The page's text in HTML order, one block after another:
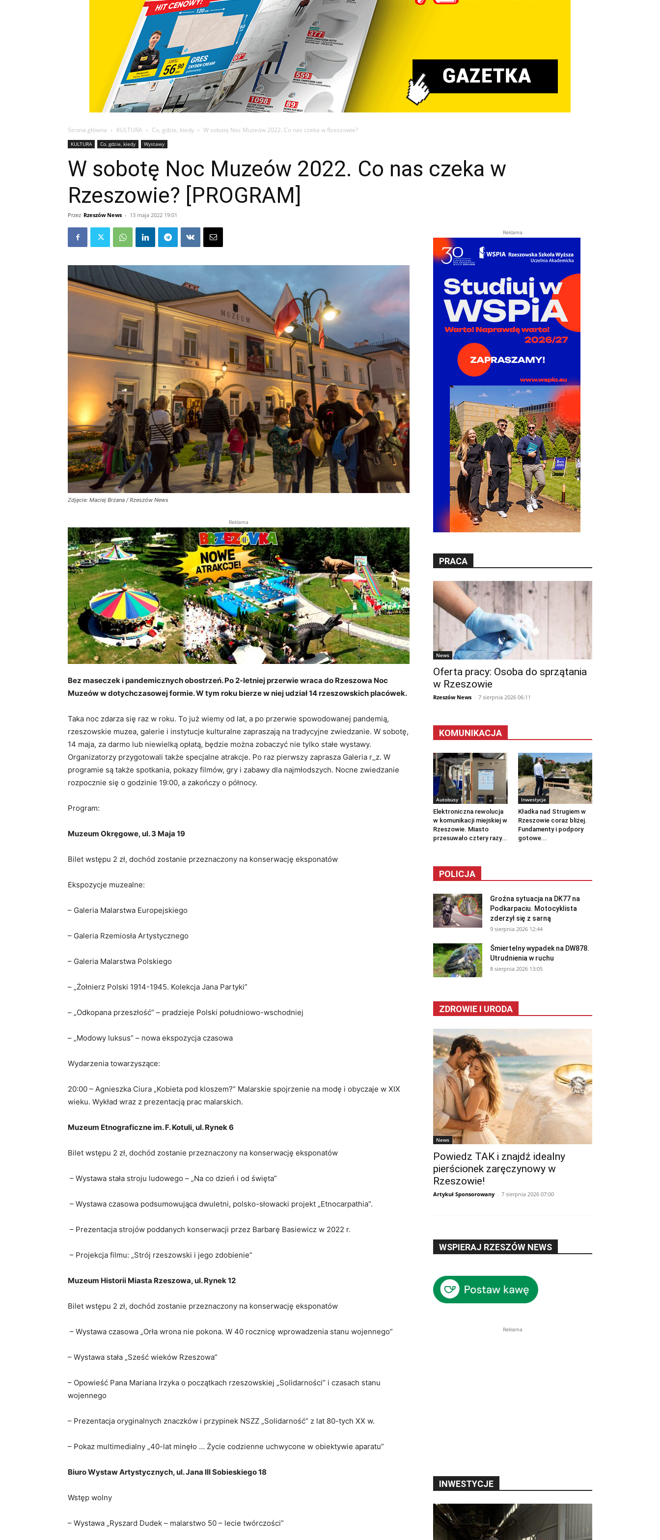
Strona główna KULTURA Co, gdzie, kiedy W sobotę Noc Muzeów 2022. Co nas czeka w Rzeszowie?
KULTURA Co, gdzie, kiedy Wystawy
W sobotę Noc Muzeów 2022. Co nas czeka w
Rzeszowie? [PROGRAM]
Przez Rzeszów News - 13 maja 2022 19:01
Zdjęcie: Maciej Brzana / Rzeszów News
Reklama
Bez maseczek i pandemicznych obostrzeń. Po 2-letniej przerwie wraca do Rzeszowa Noc
Muzeów w dotychczasowej formie. W tym roku bierze w niej udział 14 rzeszowskich placówek.
Taka noc zdarza się raz w roku. To już wiemy od lat, a po przerwie spowodowanej pandemią,
rzeszowskie muzea, galerie i instytucje kulturalne zapraszają na tradycyjne zwiedzanie. W sobotę,
14 maja, za darmo lub niewielką opłatą, będzie można zobaczyć nie tylko stałe wystawy.
Organizatorzy przygotowali także specjalne atrakcje. Po raz pierwszy zaprasza Galeria r_z. W
programie są także spotkania, pokazy filmów, gry i zabawy dla najmłodszych. Nocne zwiedzanie
rozpocznie się o godzinie 19:00, a zakończy o północy.
Program:
Muzeum Okręgowe, ul. 3 Maja 19
Bilet wstępu 2 zł, dochód zostanie przeznaczony na konserwację eksponatów
Ekspozycje muzealne:
– Galeria Malarstwa Europejskiego
– Galeria Rzemiosła Artystycznego
– Galeria Malarstwa Polskiego
– „Żołnierz Polski 1914-1945. Kolekcja Jana Partyki”
– „Odkopana przeszłość” – pradzieje Polski południowo-wschodniej
– „Modowy luksus” – nowa ekspozycja czasowa
Wydarzenia towarzyszące:
20:00 – Agnieszka Ciura „Kobieta pod kloszem?” Malarskie spojrzenie na modę i obyczaje w XIX
wieku. Wykład wraz z prezentacją prac malarskich.
Muzeum Etnograficzne im. F. Kotuli, ul. Rynek 6
Bilet wstępu 2 zł, dochód zostanie przeznaczony na konserwację eksponatów
– Wystawa stała stroju ludowego – „Na co dzień i od święta”
– Wystawa czasowa podsumowująca dwuletni, polsko-słowacki projekt „Etnocarpathia”.
– Prezentacja strojów poddanych konserwacji przez Barbarę Basiewicz w 2022 r.
– Projekcja filmu: „Strój rzeszowski i jego zdobienie”
Muzeum Historii Miasta Rzeszowa, ul. Rynek 12
Bilet wstępu 2 zł, dochód zostanie przeznaczony na konserwację eksponatów
– Wystawa czasowa „Orła wrona nie pokona. W 40 rocznicę wprowadzenia stanu wojennego”
– Wystawa stała „Sześć wieków Rzeszowa”
– Opowieść Pana Mariana Irzyka o początkach rzeszowskiej „Solidarności” i czasach stanu
wojennego
– Prezentacja oryginalnych znaczków i przypinek NSZZ „Solidarność” z lat 80-tych XX w.
– Pokaz multimedialny „40-lat minęło … Życie codzienne uchwycone w obiektywie aparatu”
Biuro Wystaw Artystycznych, ul. Jana III Sobieskiego 18
Wstęp wolny
– Wystawa „Ryszard Dudek – malarstwo 50 – lecie twórczości”
Reklama
PRACA
News
Oferta pracy: Osoba do sprzątania
w Rzeszowie
Rzeszów News - 7 sierpnia 2026 06:11
KOMUNIKACJA
Autobusy
Elektroniczna rewolucja
w komunikacji miejskiej w
Rzeszowie. Miasto
przesuwało cztery razy...
Inwestycje
Kładka nad Strugiem w
Rzeszowie coraz bliżej.
Fundamenty i podpory
gotowe...
POLICJA
Groźna sytuacja na DK77 na
Podkarpaciu. Motocyklista
zderzył się z sarną
9 sierpnia 2026 12:44
Śmiertelny wypadek na DW878.
Utrudnienia w ruchu
8 sierpnia 2026 13:05
ZDROWIE I URODA
News
Powiedz TAK i znajdź idealny
pierścionek zaręczynowy w
Rzeszowie!
Artykuł Sponsorowany - 7 sierpnia 2026 07:00
WSPIERAJ RZESZÓW NEWS
Reklama
INWESTYCJE